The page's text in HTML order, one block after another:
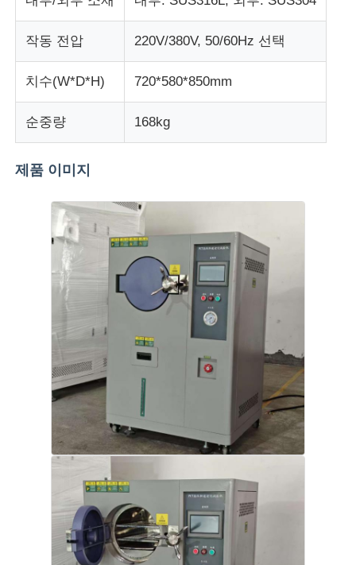
신발 테스트 장비
패키지 테스트 장비
직물 시험기
온습도 제어기
경도계
작동 전압 220V/380V, 50/60Hz 선택
치수(W*D*H) 720*580*850mm
순중량 168kg
제품 이미지